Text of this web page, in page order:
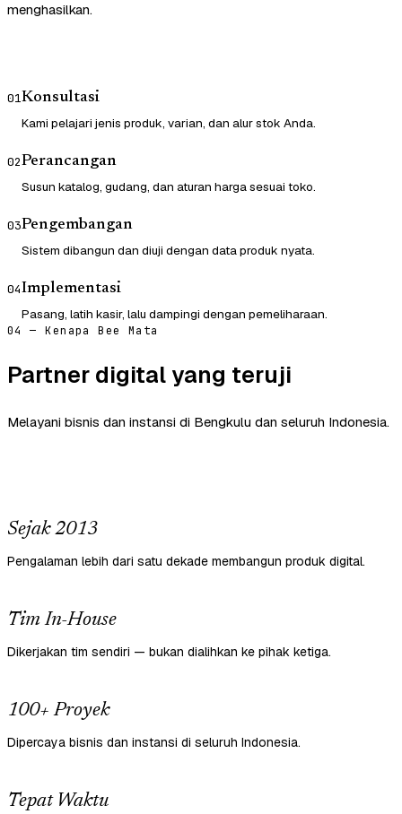
menghasilkan.
01Konsultasi
Kami pelajari jenis produk, varian, dan alur stok Anda.
02Perancangan
Susun katalog, gudang, dan aturan harga sesuai toko.
03Pengembangan
Sistem dibangun dan diuji dengan data produk nyata.
04Implementasi
Pasang, latih kasir, lalu dampingi dengan pemeliharaan.
04 — Kenapa Bee Mata
Partner digital yang teruji
Melayani bisnis dan instansi di Bengkulu dan seluruh Indonesia.
Sejak 2013
Pengalaman lebih dari satu dekade membangun produk digital.
Tim In-House
Dikerjakan tim sendiri — bukan dialihkan ke pihak ketiga.
100+ Proyek
Dipercaya bisnis dan instansi di seluruh Indonesia.
Tepat Waktu